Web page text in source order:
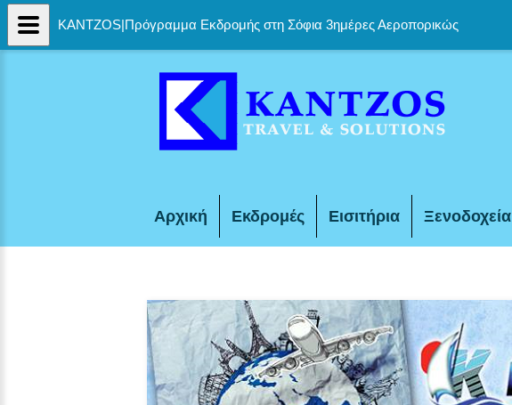
Αρχική Εκδρομές Εισιτήρια Ξενοδοχεία
KANTZOS|Πρόγραμμα Εκδρομής στη Σόφια 3ημέρες Αεροπορικώς